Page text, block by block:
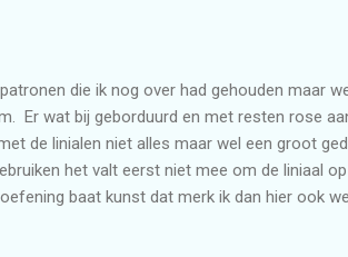
die ik nog over had gehouden maar
Er wat bij geborduurd en met resten rose
de linialen niet alles maar wel een groot
het valt eerst niet mee om de liniaal
baat kunst dat merk ik dan hier ook